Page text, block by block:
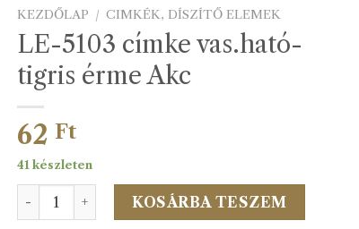
KEZDŐLAP / CIMKÉK, DÍSZÍTŐ ELEMEK
LE-5103 címke vas.ható-
tigris érme Akc
62 Ft
41 készleten
LE-5103 címke vas.ható-tigris érme Akc mennyiség
KOSÁRBA TESZEM